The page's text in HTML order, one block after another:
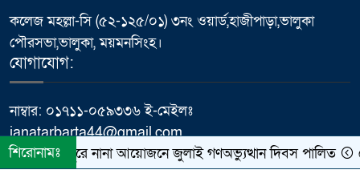
প্রধানমন্ত্রীর কার্যালয়ের ক্যাবল চুরি
ইস্যুতে প্রকাশিত সংবাদের প্রতিবাদ,
ফজলে রাব্বী
৮
পাবনায় বিদ্যুৎস্পৃষ্ট হয়ে যুব‌কের
মর্মান্তিক মৃত্যু
৯
কলেজ মহল্লা-সি (৫২-১২৫/০১) ৩নং ওয়ার্ড,হাজীপাড়া,ভালুকা
পৌরসভা,ভালুকা, ময়মনসিংহ।
যোগাযোগ:
নাম্বার: ০১৭১১-০৫৯৩৩৬ ই-মেইলঃ
janatarbarta44@gmail.com
শিরোনামঃফুলপুরে নানা আয়োজনে জুলাই গণঅভ্যুত্থান দিবস পালিত